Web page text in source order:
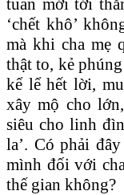
tuần mới tới
‘chết khô’
mà khi cha mẹ
thật to, kẻ
kể lể hết lời,
xây mộ cho
siêu cho linh
la’. Có phải
mình đối với
thế gian không?